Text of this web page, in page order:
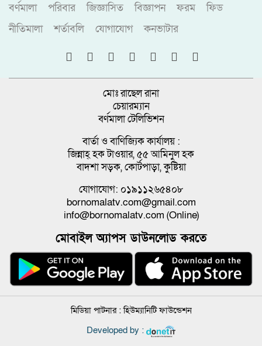
বর্ণমালা পরিবার জিজ্ঞাসিত বিজ্ঞাপন ফরম
ফিড
নীতিমালা
শর্তাবলি যোগাযোগ কনভাটার
মোঃ রাছেল রানা
চেয়ারম্যান
বর্ণমালা টেলিভিশন
বার্তা ও বাণিজ্যিক কার্যালয় :
জিন্নাহ্ হক টাওয়ার, ৫৫ আমিনুল হক
বাদশা সড়ক, কোর্টপাড়া, কুষ্টিয়া
যোগাযোগ: ০১৯১১২৬৫৪০৮
bornomalatv.com@gmail.com
info@bornomalatv.com (Online)
মোবাইল অ্যাপস ডাউনলোড করতে
মিডিয়া পাটনার :হিউম্যানিটি ফাউন্ডেশন
Developed by :